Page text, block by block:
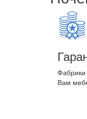
Вам